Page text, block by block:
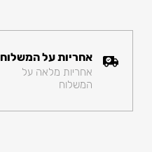
אחריות על המשלוח
אחריות מלאה על
המשלוח